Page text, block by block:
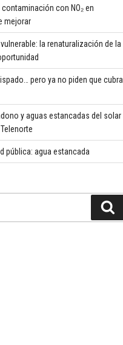
con NO₂ en
mejorar
la renaturalización de la
pero ya no piden que cubra
y aguas estancadas del solar
pública: agua estancada